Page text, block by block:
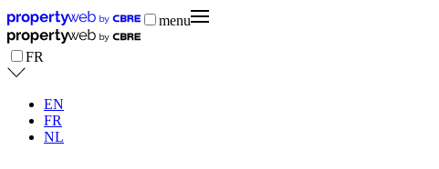
menu
FR
EN
FR
NL